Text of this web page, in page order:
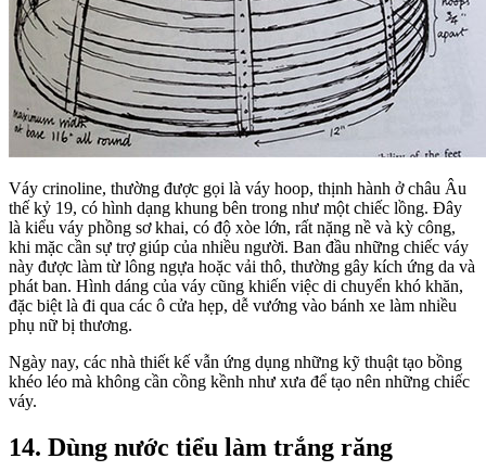
Váy crinoline, thường được gọi là váy hoop, thịnh hành ở châu Âu
thế kỷ 19, có hình dạng khung bên trong như một chiếc lồng. Đây
là kiểu váy phồng sơ khai, có độ xòe lớn, rất nặng nề và kỳ công,
khi mặc cần sự trợ giúp của nhiều người. Ban đầu những chiếc váy
này được làm từ lông ngựa hoặc vải thô, thường gây kích ứng da và
phát ban. Hình dáng của váy cũng khiến việc di chuyển khó khăn,
đặc biệt là đi qua các ô cửa hẹp, dễ vướng vào bánh xe làm nhiều
phụ nữ bị thương.
Ngày nay, các nhà thiết kế vẫn ứng dụng những kỹ thuật tạo bồng
khéo léo mà không cần cồng kềnh như xưa để tạo nên những chiếc
váy.
14. Dùng nước tiểu làm trắng răng